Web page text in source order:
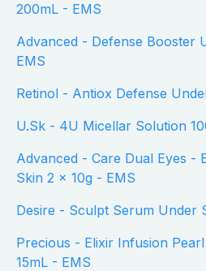
200mL - EMS
Advanced - Defense Booster Under Skin 15mL -
EMS
Retinol - Antiox Defense
U.Sk - 4U Micellar Solution
Advanced - Care Dual Eyes - Balsamo Noite Under
Skin 2 x 10g - EMS
Desire - Sculpt Serum Under
Precious - Elixir Infusion Pearl & Caviar Under Skin
15mL - EMS